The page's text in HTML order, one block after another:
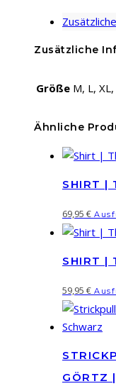
Schwarz
Menge
Zusätzliche
Größe M, L,
Ähnliche
SHIRT |
69,95 €
SHIRT |
59,95 €
GÖRTZ